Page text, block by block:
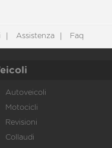
Assistenza Faq
Autoveicoli
Motocicli
Revisioni
Collaudi